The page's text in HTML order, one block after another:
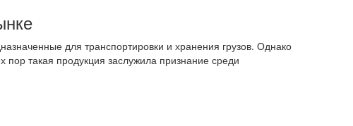
для транспортировки и хранения грузов. Однако
такая продукция заслужила признание среди